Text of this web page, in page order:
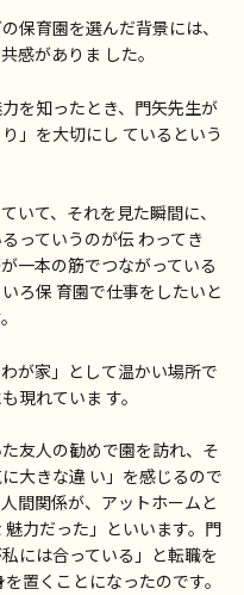
保育園を選んだ背景には、
感がありま した。
を知ったとき、門矢先生が
」を大切にし ているという
いて、それを見た瞬間に、
っていうのが伝 わってき
一本の筋でつながっている
ろ保 育園で仕事をしたいと
が家」として温かい場所で
現れていま す。
友人の勧めで園を訪れ、そ
大きな違 い」を感じるので
間関係が、アットホームと
力だった」といいます。門
には合っている」と転職を
置くことになったのです。